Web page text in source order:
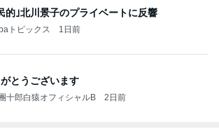
的｣北川景子のプライベートに反響
トピックス 1日前
とうございます
十郎白猿オフィシャルB 2日前